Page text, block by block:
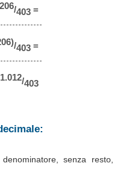
206/403 =
/403 =
1.012/403
senza resto,